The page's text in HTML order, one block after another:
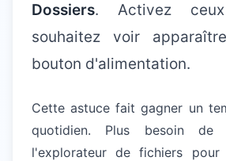
Dossiers. Activez
souhaitez voir
bouton d'alimentation.
Cette astuce fait gagner un
quotidien. Plus besoin de
l'explorateur de fichiers